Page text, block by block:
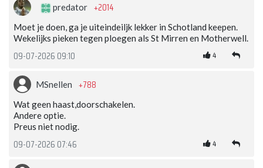
predator +2014
Moet je doen, ga je uiteindeiljk lekker in Schotland keepen.
Wekelijks pieken tegen ploegen als St Mirren en Motherwell.
09-07-2026 09:10 4
MSnellen +788
Wat geen haast,doorschakelen.
Andere optie.
Preus niet nodig.
09-07-2026 07:46 4